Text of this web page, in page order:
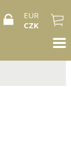
EUR
CZK